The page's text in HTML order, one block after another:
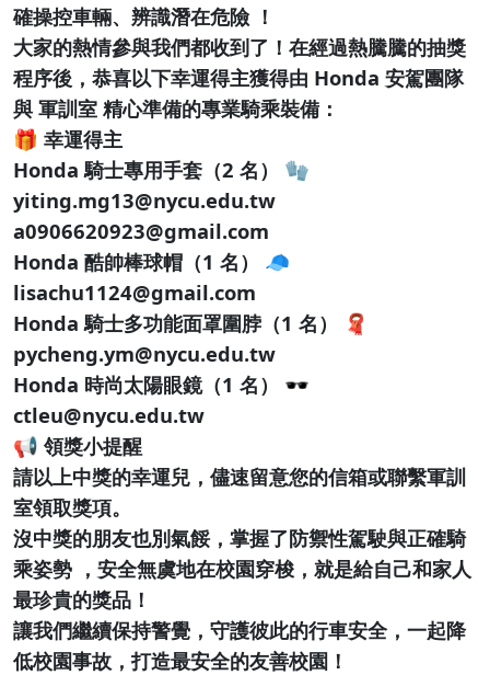
確操控車輛、辨識潛在危險 ！
大家的熱情參與我們都收到了！在經過熱騰騰的抽獎
程序後，恭喜以下幸運得主獲得由 Honda 安駕團隊
與 軍訓室 精心準備的專業騎乘裝備：
🎁 幸運得主
Honda 騎士專用手套（2 名） 🧤
yiting.mg13@nycu.edu.tw
a0906620923@gmail.com
Honda 酷帥棒球帽（1 名） 🧢
lisachu1124@gmail.com
Honda 騎士多功能面罩圍脖（1 名） 🧣
pycheng.ym@nycu.edu.tw
Honda 時尚太陽眼鏡（1 名） 🕶️
ctleu@nycu.edu.tw
📢 領獎小提醒
請以上中獎的幸運兒，儘速留意您的信箱或聯繫軍訓
室領取獎項。
沒中獎的朋友也別氣餒，掌握了防禦性駕駛與正確騎
乘姿勢 ，安全無虞地在校園穿梭，就是給自己和家人
最珍貴的獎品！
讓我們繼續保持警覺，守護彼此的行車安全，一起降
低校園事故，打造最安全的友善校園！